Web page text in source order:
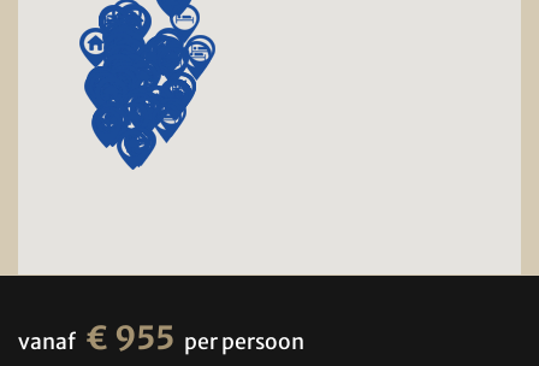
vanaf € 955 per persoon